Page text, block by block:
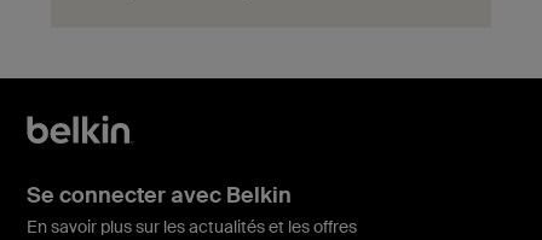
Se connecter avec Belkin
En savoir plus sur les actualités et les offres